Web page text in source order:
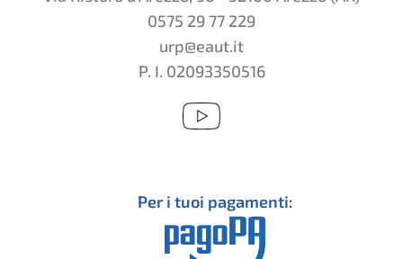
0575 29 77 229
urp@eaut.it
P. I. 02093350516
Per i tuoi pagamenti: